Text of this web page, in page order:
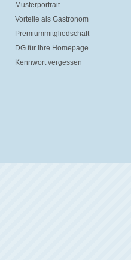
Musterportrait
Vorteile als Gastronom
Premiummitgliedschaft
DG für Ihre Homepage
Kennwort vergessen